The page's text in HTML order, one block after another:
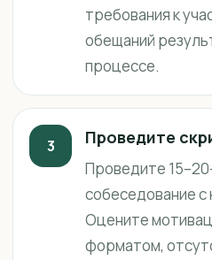
требования к
обещаний
процессе.
3 Проведите
Проведите
собеседование
Оцените
форматом,